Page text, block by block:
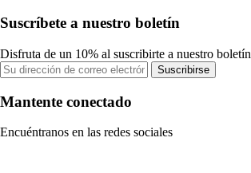
Suscríbete a nuestro boletín
Disfruta de un 10% al suscribirte a nuestro boletín
Suscribirse
Mantente conectado
Encuéntranos en las redes sociales